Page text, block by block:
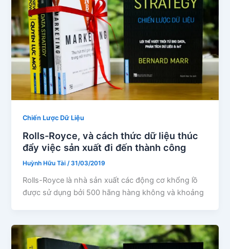
Chiến Lược Dữ Liệu
Rolls-Royce, và cách thức dữ liệu thúc
đẩy việc sản xuất đi đến thành công
Huỳnh Hữu Tài/31/03/2019
Rolls-Royce là nhà sản xuất các động cơ khổng lồ
được sử dụng bởi 500 hãng hàng không và khoảng